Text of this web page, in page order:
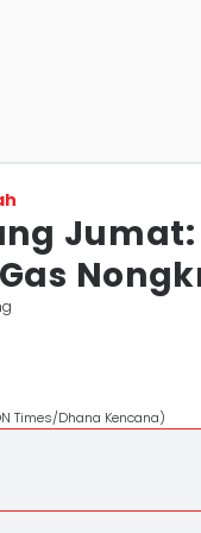
Jumat:
Times/Dhana Kencana)